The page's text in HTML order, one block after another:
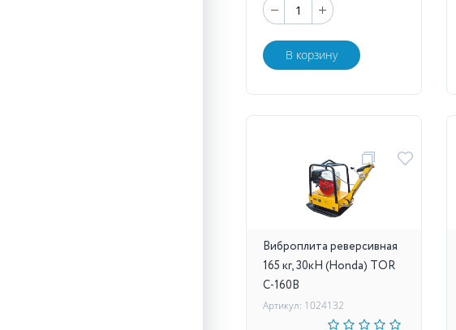
В корзину
Виброплита реверсивная
165 кг, 30кН (Honda) TOR
C-160B
Артикул: 1024132